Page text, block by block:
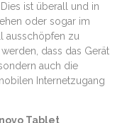
ist überall und in
oder sogar im
ausschöpfen zu
dass das Gerät
auch die
Internetzugang
Tablet